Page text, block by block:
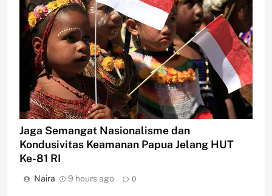
Jaga Semangat Nasionalisme dan
Kondusivitas Keamanan Papua Jelang HUT
Ke-81 RI
Naira 9 hours ago 0